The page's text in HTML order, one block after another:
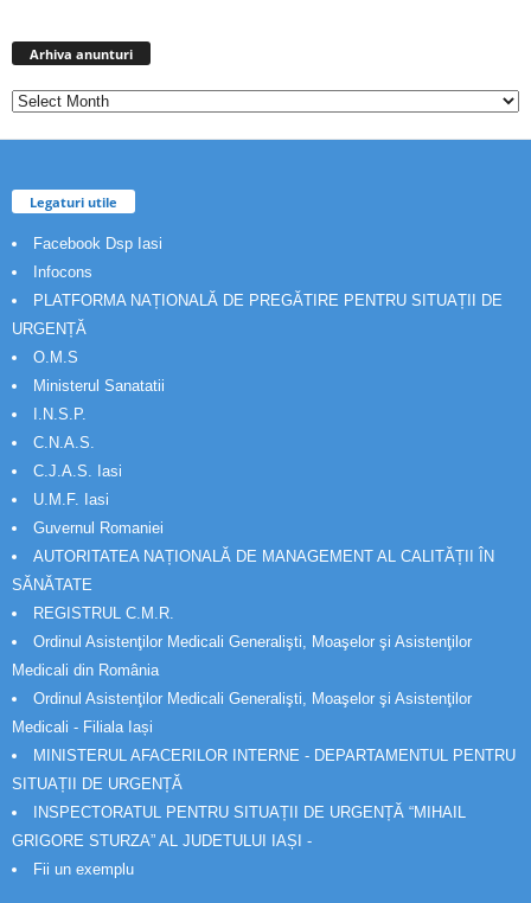
Arhiva anunturi
Legaturi utile
Facebook Dsp Iasi
Infocons
PLATFORMA NAȚIONALĂ DE PREGĂTIRE PENTRU SITUAȚII DE
URGENȚĂ
O.M.S
Ministerul Sanatatii
I.N.S.P.
C.N.A.S.
C.J.A.S. Iasi
U.M.F. Iasi
Guvernul Romaniei
AUTORITATEA NAȚIONALĂ DE MANAGEMENT AL CALITĂȚII ÎN
SĂNĂTATE
REGISTRUL C.M.R.
Ordinul Asistenţilor Medicali Generalişti, Moaşelor şi Asistenţilor
Medicali din România
Ordinul Asistenţilor Medicali Generalişti, Moaşelor şi Asistenţilor
Medicali - Filiala Iași
MINISTERUL AFACERILOR INTERNE - DEPARTAMENTUL PENTRU
SITUAȚII DE URGENȚĂ
INSPECTORATUL PENTRU SITUAȚII DE URGENȚĂ “MIHAIL
GRIGORE STURZA” AL JUDETULUI IAȘI -
Fii un exemplu